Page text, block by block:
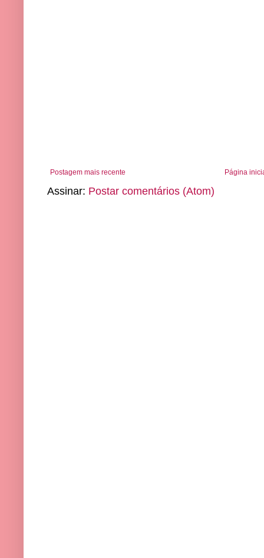
Postagem mais recente Página
Assinar: Postar comentários (Atom)